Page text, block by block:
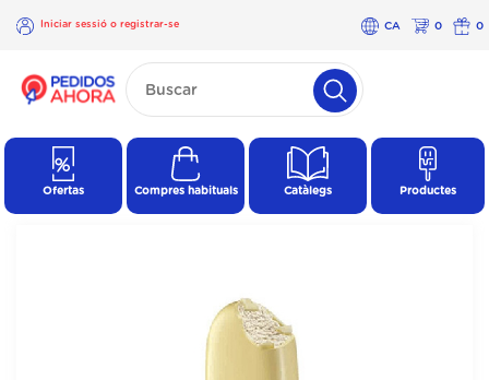
Iniciar sessió o registrar-se CA 0 0
×
Iniciar
registrar-
Ofertas Compres habituals Catàlegs Productes